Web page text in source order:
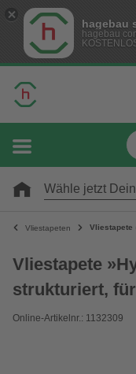
hagebau
hagebau
Wähle jetzt
Vliestapeten Vliestapete
Vliestapete
strukturiert,
Online-Artikelnr.: 1132309